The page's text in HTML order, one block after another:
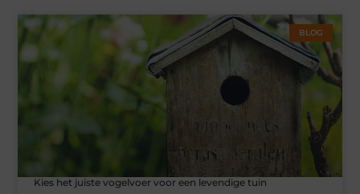
BLOG
Kies het juiste vogelvoer voor een levendige tuin